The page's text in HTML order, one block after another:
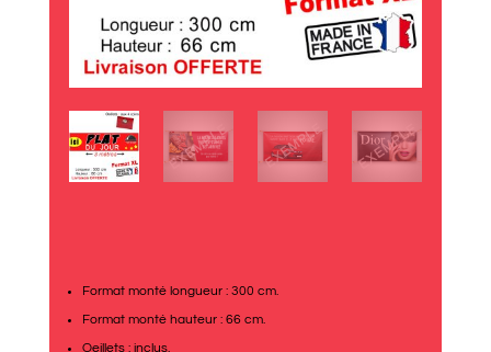
Format monté longueur : 300 cm.
Format monté hauteur : 66 cm.
Oeillets : inclus.